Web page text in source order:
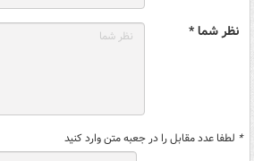
نظر شما *
* لطفا عدد مقابل را در جعبه متن وارد کنید